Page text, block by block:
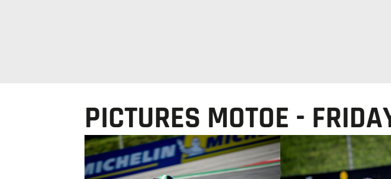
PICTURES MOTOE -